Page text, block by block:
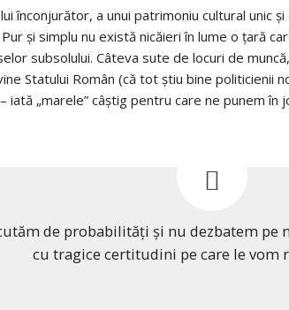
înconjurător, a unui patrimoniu cultural unic
şi simplu nu există nicăieri în lume o ţară
subsolului. Câteva sute de locuri de
Statului Român (că tot ştiu bine politicienii
iată „marele” câştig pentru care ne punem
de probabilităţi şi nu dezbatem pe
cu tragice certitudini pe care le vom